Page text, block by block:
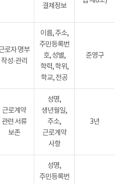
결제정보
로자 명부
작성·관리
이름, 주소,
주민등록번
호, 성별,
학력, 학위,
학교, 전공
준영구
근로계약
관련 서류
보존
성명,
생년월일,
주소,
근로계약
사항
3년
성명,
주민등록번